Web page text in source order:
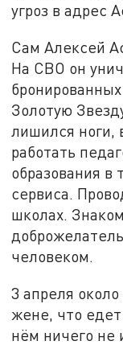
угроз в адрес
Сам Алексей
На СВО он
Золотую
лишился ноги,
работать
образования в
сервиса.
школах.
человеком.
3 апреля
жене, что
нём ничего не